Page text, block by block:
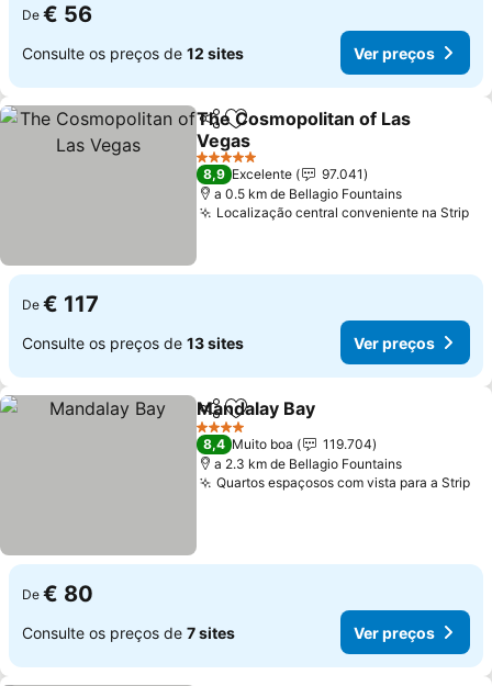
De € 56
Consulte os preços de 12 sites Ver preços
PartilharAdicionar aos favoritos
The Cosmopolitan of Las
Vegas
Ver preços
5 Estrelas
8,9 Excelente
97.041
a 0.5 km de Bellagio Fountains
Localização central conveniente na Strip
De € 117
Consulte os preços de 13 sites Ver preços
PartilharAdicionar aos favoritos
Mandalay Bay
4 Estrelas
8,4 Muito boa
119.704
a 2.3 km de Bellagio Fountains
Quartos espaçosos com vista para a Strip
De € 80
Consulte os preços de 7 sites Ver preços